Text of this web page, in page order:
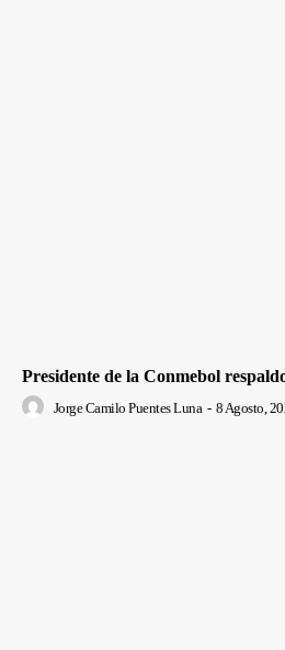
Presidente de la Conmebol
Jorge Camilo Puentes Luna - 8 Agosto,